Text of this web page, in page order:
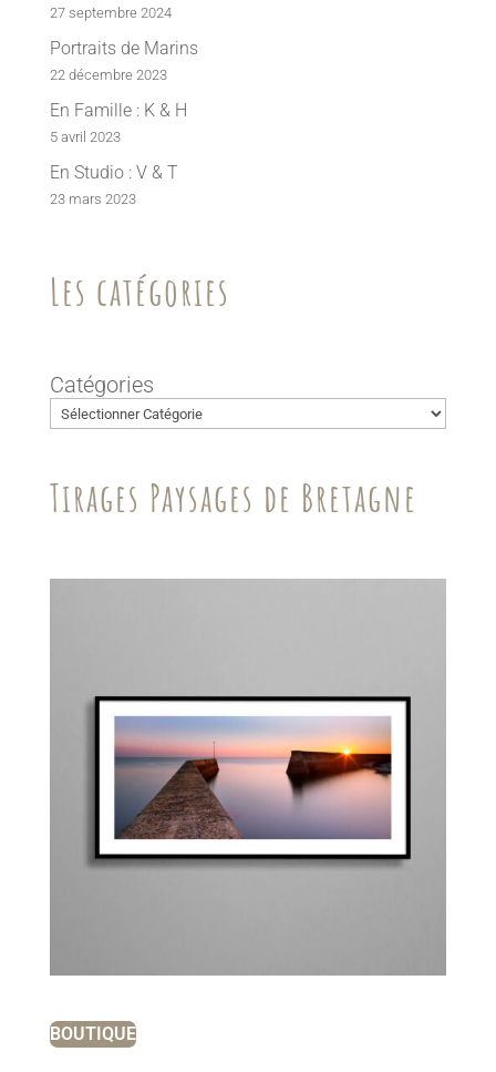
27 septembre 2024
Portraits de Marins
22 décembre 2023
En Famille : K & H
5 avril 2023
En Studio : V & T
23 mars 2023
Les catégories
Catégories
Tirages Paysages de Bretagne
BOUTIQUE